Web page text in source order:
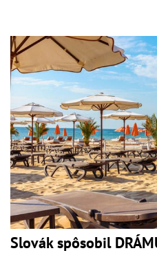
Slovák spôsobil